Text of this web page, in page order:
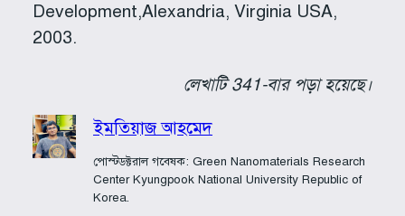
Development,Alexandria, Virginia USA,
2003.
লেখাটি 341-বার পড়া হয়েছে।
ইমতিয়াজ আহমেদ
পোস্টডক্টরাল গবেষক: Green Nanomaterials Research
Center Kyungpook National University Republic of
Korea.